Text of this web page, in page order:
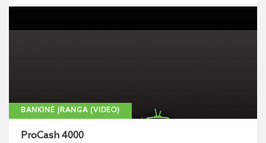
BANKINĖ ĮRANGA (VIDEO)
ProCash 4000